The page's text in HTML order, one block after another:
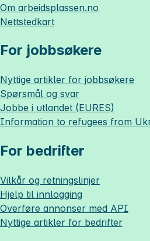
Om arbeidsplassen.no
Nettstedkart
For jobbsøkere
Nyttige artikler for jobbsøkere
Spørsmål og svar
Jobbe i utlandet (EURES)
Information to refugees from
For bedrifter
Vilkår og retningslinjer
Hjelp til innlogging
Overføre annonser med API
Nyttige artikler for bedrifter